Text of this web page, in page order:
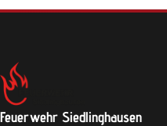
Feuerwehr Siedlinghausen